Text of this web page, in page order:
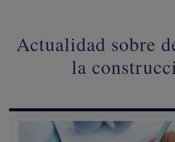
Actualidad sobre
la